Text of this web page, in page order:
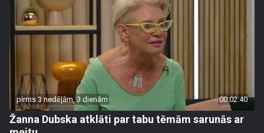
pirms 3 nedēļām, 3 dienām 00:02:40
Žanna Dubska atklāti par tabu tēmām sarunās ar